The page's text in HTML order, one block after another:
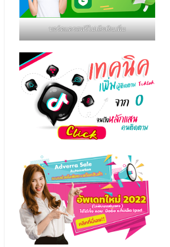
บอร์ดแครสฟรีไม่เสียเงินเพิ่ม